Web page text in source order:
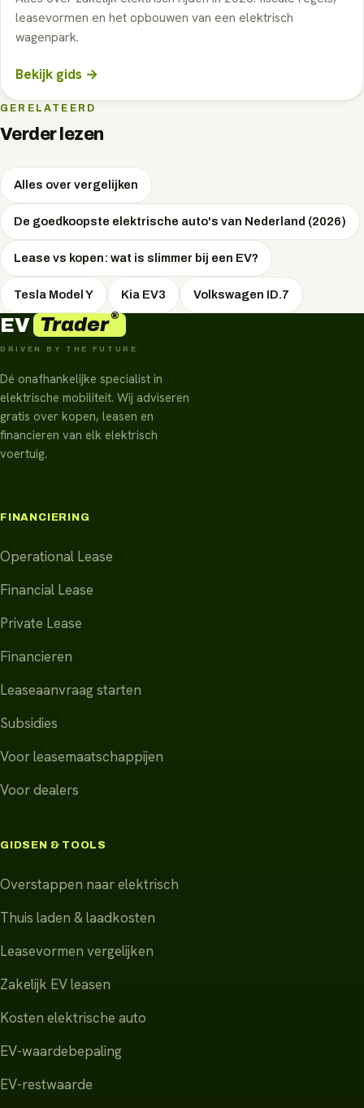
leasevormen en het opbouwen van een elektrisch
wagenpark.
Bekijk gids →
GERELATEERD
Verder lezen
Alles over vergelijken
De goedkoopste elektrische auto's van Nederland (2026)
Lease vs kopen: wat is slimmer bij een EV?
Tesla Model Y Kia EV3 Volkswagen ID.7
EV Trader®
DRIVEN BY THE FUTURE
Dé onafhankelijke specialist in
elektrische mobiliteit. Wij adviseren
gratis over kopen, leasen en
financieren van elk elektrisch
voertuig.
FINANCIERING
Operational Lease
Financial Lease
Private Lease
Financieren
Leaseaanvraag starten
Subsidies
Voor leasemaatschappijen
Voor dealers
GIDSEN & TOOLS
Overstappen naar elektrisch
Thuis laden & laadkosten
Leasevormen vergelijken
Zakelijk EV leasen
Kosten elektrische auto
EV-waardebepaling
EV-restwaarde